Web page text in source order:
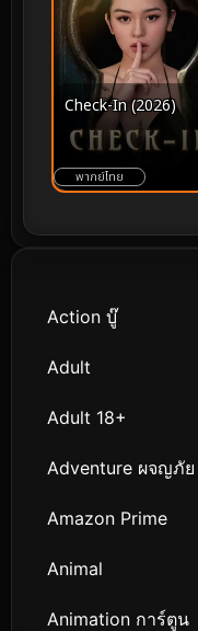
Check-In (2026)
พากย์ไทย
Action บู๊
Adult
Adult 18+
Adventure ผจญภัย
Amazon Prime
Animal
Animation การ์ตูน